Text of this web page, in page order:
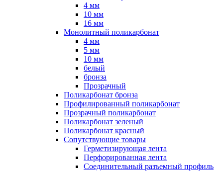
4 мм
10 мм
16 мм
Монолитный поликарбонат
4 мм
5 мм
10 мм
белый
бронза
Прозрачный
Поликарбонат бронза
Профилированный поликарбонат
Прозрачный поликарбонат
Поликарбонат зеленый
Поликарбонат красный
Сопутствующие товары
Герметизирующая лента
Перфорированная лента
Соединительный разъемный профиль